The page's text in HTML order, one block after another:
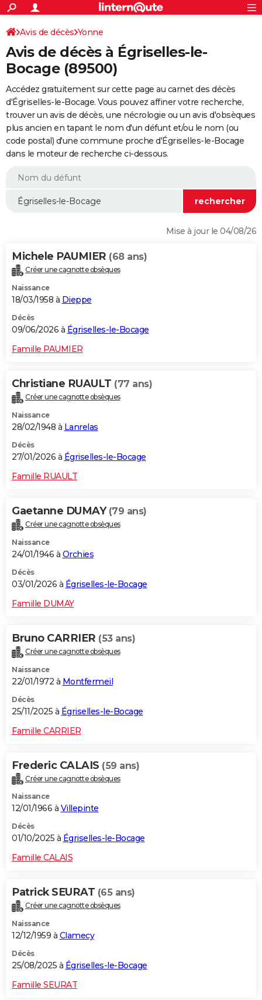
ACTUALITÉS
Politique
Société
Faits Divers
Education
Monde
Villes
+
SPORT
Coupe du monde 2026
Football
Tennis
Cyclisme
Rugby
Forum
FINANCE
Retraite
Impôts
Epargne
Immobilier
Risques naturels par ville
Banque
Assurance
Crédit
AUTO
Essais
Réserver un essai
Citadines
Berlines
SUV
Forum auto
+
HIGH-TECH
Mobiles
Meilleur smartphone
Internet
Ordinateurs
Jeux vidéo
Guide high-tech
+
BRICOLAGE
Forum
Aménagement intérieur
Extérieur
Cuisine
Salle de bains
Jardinage
Rangement
WEEK-END
Guides de France
Escapades
Patrimoine
Expositions
Musées
Week-end nature
LIFESTYLE
Alimentation
Guide de la santé
Maladies
Médicaments
Sommeil
VOYAGE
Destinations
City break
Voyage nature
Voyage de noces
Forum
Climat
+PHOTO
GUIDES D'ACHAT
BONS PLANS
CARTE DE VOEUX
Dictionnaire
Biographies
Citations
Expressions
Proverbes
PROGRAMME TV
COPAINS D'AVANT
S'inscrire
Se connecter
Lycées
Collèges
Primaires
Universités
Entreprises
Service militaire
Avis de recherche
AVIS DE DÉCÈS
Avis de décès Yonne
Avis de décès à Égriselles-le-
Bocage (89500)
Accédez gratuitement sur cette page au carnet des décès
d'Égriselles-le-Bocage. Vous pouvez affiner votre recherche,
trouver un avis de décès, une nécrologie ou un avis d'obsèques
plus ancien en tapant le nom d'un défunt et/ou le nom (ou
code postal) d'une commune proche d'Égriselles-le-Bocage
dans le moteur de recherche ci-dessous.
Mise à jour le 04/08/26
Michele PAUMIER (68 ans)
Créer une cagnotte obsèques
Naissance
18/03/1958 à Dieppe
Décès
09/06/2026 à Égriselles-le-Bocage
Famille PAUMIER
Christiane RUAULT (77 ans)
Créer une cagnotte obsèques
Naissance
28/02/1948 à Lanrelas
Décès
27/01/2026 à Égriselles-le-Bocage
Famille RUAULT
Gaetanne DUMAY (79 ans)
Créer une cagnotte obsèques
Naissance
24/01/1946 à Orchies
Décès
03/01/2026 à Égriselles-le-Bocage
Famille DUMAY
Bruno CARRIER (53 ans)
Créer une cagnotte obsèques
Naissance
22/01/1972 à Montfermeil
Décès
25/11/2025 à Égriselles-le-Bocage
Famille CARRIER
Frederic CALAIS (59 ans)
Créer une cagnotte obsèques
Naissance
12/01/1966 à Villepinte
Décès
01/10/2025 à Égriselles-le-Bocage
Famille CALAIS
Patrick SEURAT (65 ans)
Créer une cagnotte obsèques
Naissance
12/12/1959 à Clamecy
Décès
25/08/2025 à Égriselles-le-Bocage
Famille SEURAT